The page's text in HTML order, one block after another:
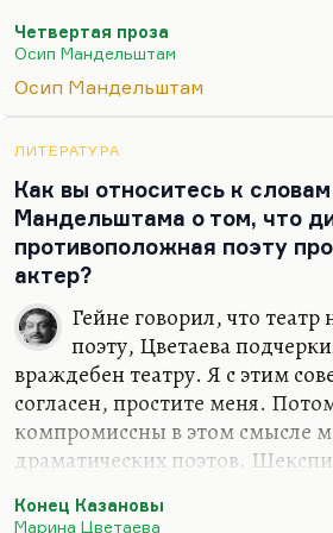
приговорен был к высшей мере.
И что ж?— портновской следуя
С себя он мерку снял —
То есть как бы снять с себя
случае отделаться малым,
меркой. Это довольно
Как некоторые во время
грабеж, чтобы не сесть за
такие умники.
Четвертая проза
Осип Мандельштам
Осип Мандельштам
ЛИТЕРАТУРА
Как вы относитесь к
Мандельштама о том, что
противоположная поэту
актер?
Гейне говорил, что театр
поэту, Цветаева
враждебен театру. Я с этим
согласен, простите меня.
компромиссны в этом смысле
драматических поэтов.
Павел Антокольский — автор
Конец Казановы
Марина Цветаева